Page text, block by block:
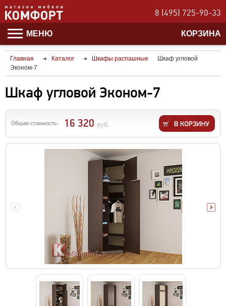
8 (495) 725-90-33
МЕНЮ КОРЗИНА
Главная Каталог Шкафы распашные
Шкаф угловой
Эконом-7
Шкаф угловой Эконом-7
Общая стоимость: 16 320 руб.